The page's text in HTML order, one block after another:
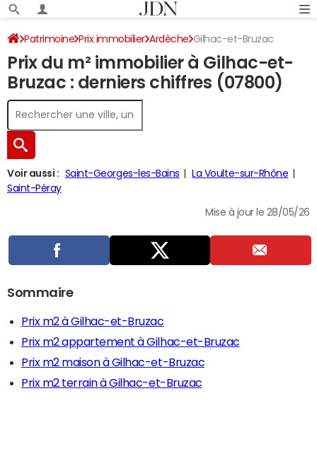
Patrimoine Prix immobilier Ardèche Gilhac-et-Bruzac
Prix du m² immobilier à Gilhac-et-
Bruzac : derniers chiffres (07800)
Voir aussi : Saint-Georges-les-Bains
La Voulte-sur-Rhône
Saint-Péray
Mise à jour le 28/05/26
Sommaire
Prix m2 à Gilhac-et-Bruzac
Prix m2 appartement à Gilhac-et-Bruzac
Prix m2 maison à Gilhac-et-Bruzac
Prix m2 terrain à Gilhac-et-Bruzac